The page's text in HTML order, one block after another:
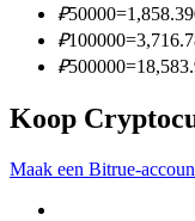
Geniet van
₽50000=
₽100000=
₽500000=
Koop
Maak een Bitrue-